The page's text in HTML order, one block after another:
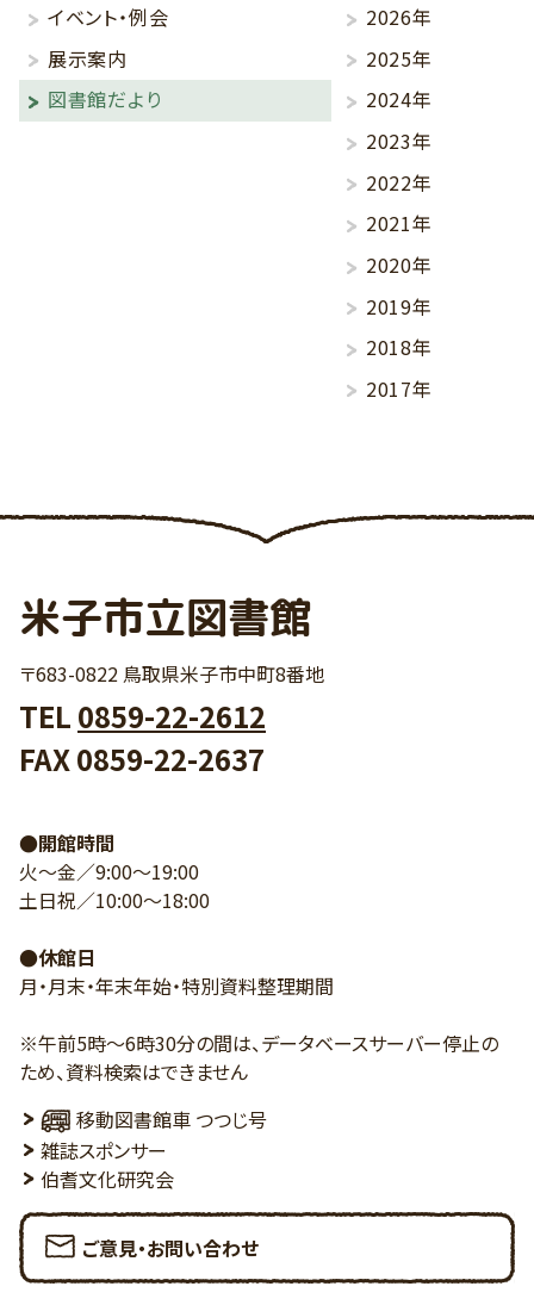
イベント・例会
展示案内
図書館だより
2026年
2025年
2024年
2023年
2022年
2021年
2020年
2019年
2018年
2017年
米子市立図書館
〒683-0822 鳥取県米子市中町8番地
TEL 0859-22-2612
FAX 0859-22-2637
●開館時間
火～金／9:00～19:00
土日祝／10:00～18:00
●休館日
月・月末・年末年始・特別資料整理期間
※午前5時～6時30分の間は、データベースサーバー停止の
ため、資料検索はできません
移動図書館車 つつじ号
雑誌スポンサー
伯耆文化研究会
ご意見・お問い合わせ